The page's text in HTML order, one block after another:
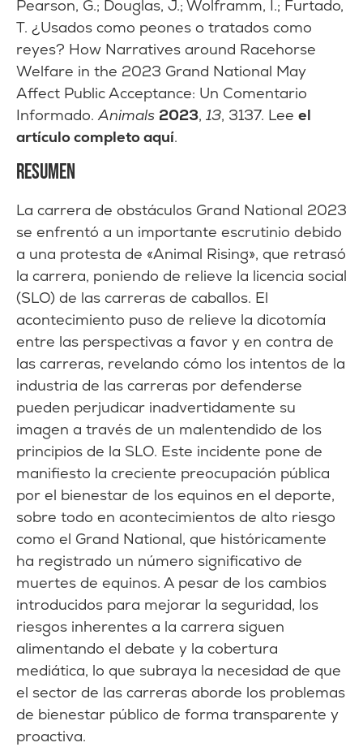
Pearson, G.; Douglas, J.; Wolframm, I.; Furtado,
T. ¿Usados como peones o tratados como
reyes? How Narratives around Racehorse
Welfare in the 2023 Grand National May
Affect Public Acceptance: Un Comentario
Informado.Animals 2023, 13, 3137. Lee el
artículo completo aquí.
RESUMEN
La carrera de obstáculos Grand National 2023
se enfrentó a un importante escrutinio debido
a una protesta de «Animal Rising», que retrasó
la carrera, poniendo de relieve la licencia social
(SLO) de las carreras de caballos. El
acontecimiento puso de relieve la dicotomía
entre las perspectivas a favor y en contra de
las carreras, revelando cómo los intentos de la
industria de las carreras por defenderse
pueden perjudicar inadvertidamente su
imagen a través de un malentendido de los
principios de la SLO. Este incidente pone de
manifiesto la creciente preocupación pública
por el bienestar de los equinos en el deporte,
sobre todo en acontecimientos de alto riesgo
como el Grand National, que históricamente
ha registrado un número significativo de
muertes de equinos. A pesar de los cambios
introducidos para mejorar la seguridad, los
riesgos inherentes a la carrera siguen
alimentando el debate y la cobertura
mediática, lo que subraya la necesidad de que
el sector de las carreras aborde los problemas
de bienestar público de forma transparente y
proactiva.